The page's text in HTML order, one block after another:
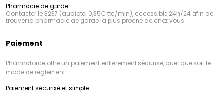
Pharmacie de garde :
Contacter le 3237 (audiotel 0,35€ ttc/min), accessible 24h/24 afin de
trouver la pharmacie de garde la plus proche de chez vous
Paiement
Pharmaforce offre un paiement entièrement sécurisé, quel que soit le
mode de règlement
Paiement sécurisé et simple